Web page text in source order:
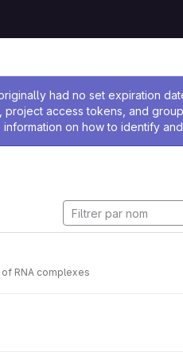
had no set expiration
access tokens, and
on how to identify
RNA complexes